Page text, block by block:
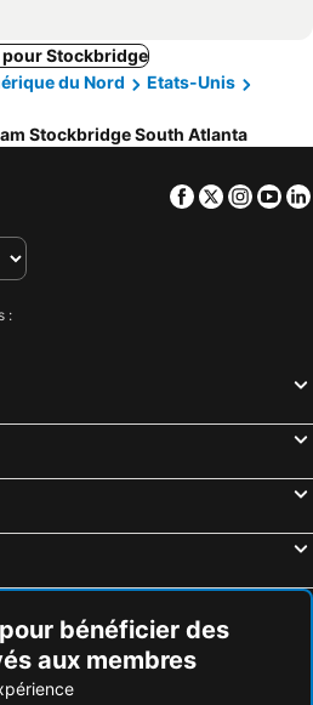
Stockbridge
du Nord
Etats-Unis
Stockbridge South Atlanta
Facebook
Twitter
:
bénéficier des
aux membres